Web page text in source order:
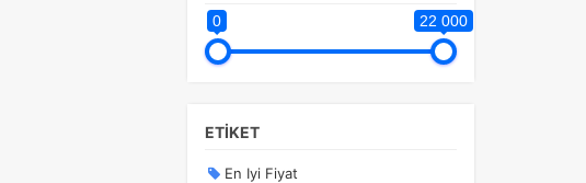
0 22 000
ETİKET
En Iyi Fiyat